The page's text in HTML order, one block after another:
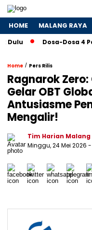
HOME MALANG RAYA
Dosa-Dosa 4
Home / Pers Rilis
Ragnarok
Gelar OBT
Antusiasme
Mengalir!
Tim Harian Malang
Minggu, 24 Mei 2026 -